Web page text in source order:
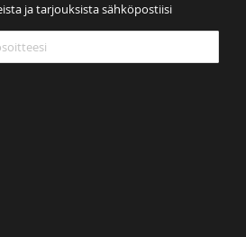
ja tarjouksista sähköpostiisi